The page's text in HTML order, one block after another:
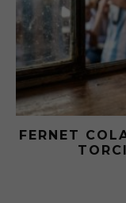
EMBALA A